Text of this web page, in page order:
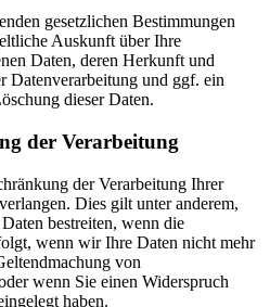
gesetzlichen Bestimmungen
Auskunft über Ihre
Daten, deren Herkunft und
Datenverarbeitung und ggf. ein
dieser Daten.
der Verarbeitung
der Verarbeitung Ihrer
Dies gilt unter anderem,
bestreiten, wenn die
wenn wir Ihre Daten nicht mehr
von
wenn Sie einen Widerspruch
haben.